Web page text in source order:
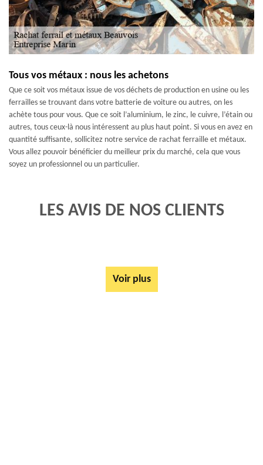
Tous vos métaux : nous les achetons
Que ce soit vos métaux issue de vos déchets de production en usine ou les
ferrailles se trouvant dans votre batterie de voiture ou autres, on les
achète tous pour vous. Que ce soit l’aluminium, le zinc, le cuivre, l’étain ou
autres, tous ceux-là nous intéressent au plus haut point. Si vous en avez en
quantité suffisante, sollicitez notre service de rachat ferraille et métaux.
Vous allez pouvoir bénéficier du meilleur prix du marché, cela que vous
soyez un professionnel ou un particulier.
LES AVIS DE NOS CLIENTS
Voir plus